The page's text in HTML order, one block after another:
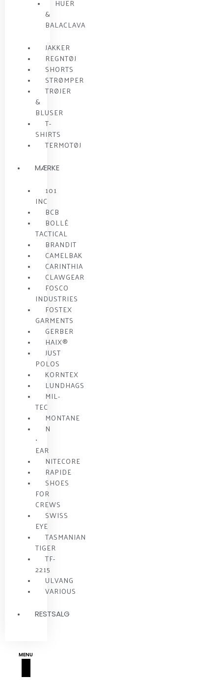
HUER
&
BALACLAVA
JAKKER
REGNTØJ
SHORTS
STRØMPER
TRØJER
&
BLUSER
T-
SHIRTS
TERMOTØJ
MÆRKE
101
INC
BCB
BOLLÉ
TACTICAL
BRANDIT
CAMELBAK
CARINTHIA
CLAWGEAR
FOSCO
INDUSTRIES
FOSTEX
GARMENTS
GERBER
HAIX®
JUST
POLOS
KORNTEX
LUNDHAGS
MIL-
TEC
MONTANE
N
•
EAR
NITECORE
RAPIDE
SHOES
FOR
CREWS
SWISS
EYE
TASMANIAN
TIGER
TF-
2215
ULVANG
VARIOUS
RESTSALG
MENU